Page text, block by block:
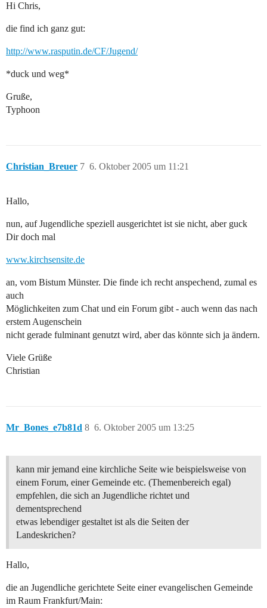
Hi Chris,
die find ich ganz gut:
http://www.rasputin.de/CF/Jugend/
*duck und weg*
Gruße,
Typhoon
Christian_Breuer 6. Oktober 2005 um 11:21
7
Hallo,
nun, auf Jugendliche speziell ausgerichtet ist sie nicht, aber guck
Dir doch mal
www.kirchsensite.de
an, vom Bistum Münster. Die finde ich recht anspechend, zumal es
auch
Möglichkeiten zum Chat und ein Forum gibt - auch wenn das nach
erstem Augenschein
nicht gerade fulminant genutzt wird, aber das könnte sich ja ändern.
Viele Grüße
Christian
Mr_Bones_e7b81d 6. Oktober 2005 um 13:25
8
kann mir jemand eine kirchliche Seite wie beispielsweise von
einem Forum, einer Gemeinde etc. (Themenbereich egal)
empfehlen, die sich an Jugendliche richtet und
dementsprechend
etwas lebendiger gestaltet ist als die Seiten der
Landeskrichen?
Hallo,
die an Jugendliche gerichtete Seite einer evangelischen Gemeinde
im Raum Frankfurt/Main: